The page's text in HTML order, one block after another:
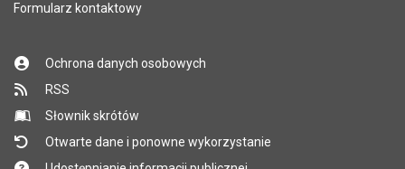
Formularz kontaktowy
Ochrona danych osobowych
RSS
Słownik skrótów
Otwarte dane i ponowne wykorzystanie